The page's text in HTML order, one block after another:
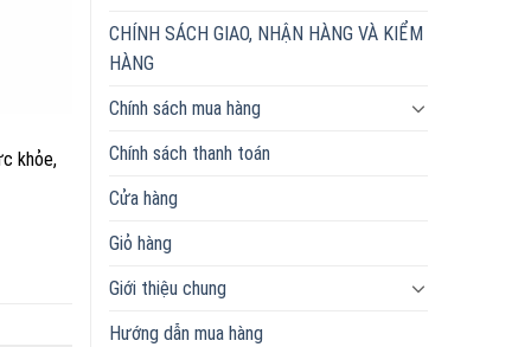
khỏe,
CHÍNH SÁCH GIAO, NHẬN HÀNG VÀ KIỂM
HÀNG
Chính sách mua hàng
Chính sách thanh toán
Cửa hàng
Giỏ hàng
Giới thiệu chung
Hướng dẫn mua hàng